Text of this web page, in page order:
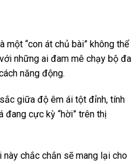
một “con át chủ bài” không thể
những ai đam mê chạy bộ đa
năng động.
giữa độ êm ái tột đỉnh, tính
đang cực kỳ “hời” trên thị
chắc chắn sẽ mang lại cho